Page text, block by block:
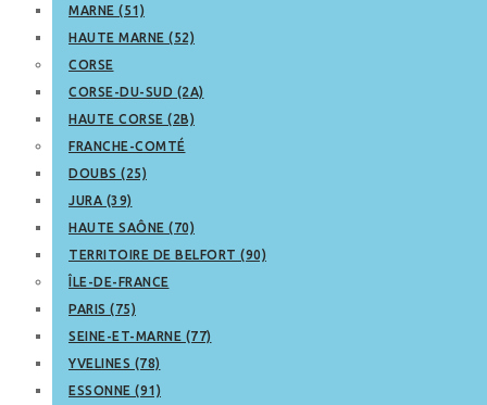
MARNE (51)
HAUTE MARNE (52)
CORSE
CORSE-DU-SUD (2A)
HAUTE CORSE (2B)
FRANCHE-COMTÉ
DOUBS (25)
JURA (39)
HAUTE SAÔNE (70)
TERRITOIRE DE BELFORT (90)
ÎLE-DE-FRANCE
PARIS (75)
SEINE-ET-MARNE (77)
YVELINES (78)
ESSONNE (91)